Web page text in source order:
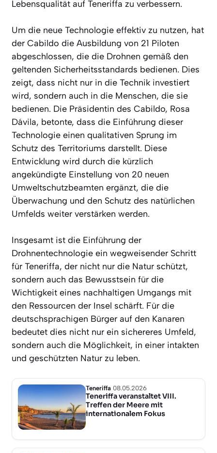
Lebensqualität auf Teneriffa zu verbessern.
Um die neue Technologie effektiv zu nutzen, hat
der Cabildo die Ausbildung von 21 Piloten
abgeschlossen, die die Drohnen gemäß den
geltenden Sicherheitsstandards bedienen. Dies
zeigt, dass nicht nur in die Technik investiert
wird, sondern auch in die Menschen, die sie
bedienen. Die Präsidentin des Cabildo, Rosa
Dávila, betonte, dass die Einführung dieser
Technologie einen qualitativen Sprung im
Schutz des Territoriums darstellt. Diese
Entwicklung wird durch die kürzlich
angekündigte Einstellung von 20 neuen
Umweltschutzbeamten ergänzt, die die
Überwachung und den Schutz des natürlichen
Umfelds weiter verstärken werden.
Insgesamt ist die Einführung der
Drohnentechnologie ein wegweisender Schritt
für Teneriffa, der nicht nur die Natur schützt,
sondern auch das Bewusstsein für die
Wichtigkeit eines nachhaltigen Umgangs mit
den Ressourcen der Insel schärft. Für die
deutschsprachigen Bürger auf den Kanaren
bedeutet dies nicht nur ein sichereres Umfeld,
sondern auch die Möglichkeit, in einer intakten
und geschützten Natur zu leben.
Teneriffa 08.05.2026
Teneriffa veranstaltet VIII.
Treffen der Meere mit
internationalem Fokus